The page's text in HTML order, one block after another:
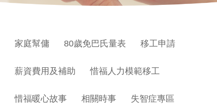
家庭幫傭 80歲免巴氏量表 移工申請
薪資費用及補助 惜福人力模範移工
惜福暖心故事 相關時事 失智症專區